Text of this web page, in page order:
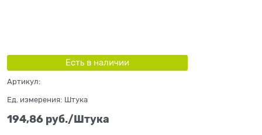
Есть в наличии
Артикул:
Ед. измерения: Штука
194,86 руб./Штука